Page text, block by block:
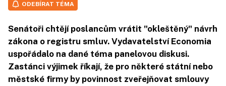
ODEBÍRAT TÉMA
Senátoři chtějí poslancům vrátit "okleštěný" návrh
zákona o registru smluv. Vydavatelství Economia
uspořádalo na dané téma panelovou diskusi.
Zastánci výjimek říkají, že pro některé státní nebo
městské firmy by povinnost zveřejňovat smlouvy